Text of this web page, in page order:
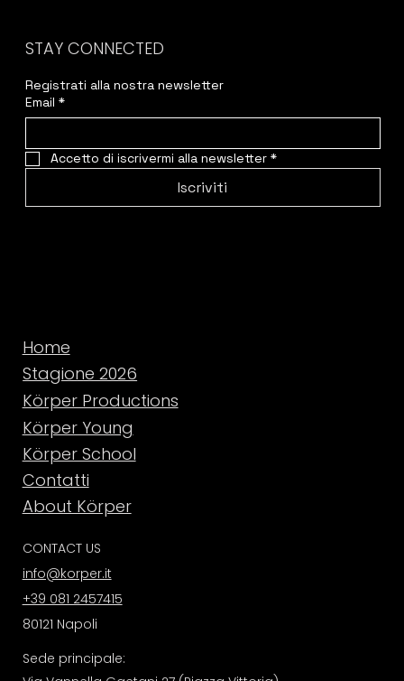
STAY CONNECTED
Registrati alla nostra newsletter
Email *
Accetto di iscrivermi alla newsletter *
Iscriviti
Home
Stagione 2026
Körper Productions
Körper Young
Körper School
Contatti
About Körper
CONTACT US
info@korper.it
+39 081 2457415
Sede principale:
80121 Napoli